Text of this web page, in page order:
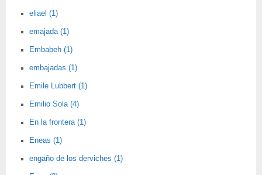
eliael (1)
emajada (1)
Embabeh (1)
embajadas (1)
Emile Lubbert (1)
Emilio Sola (4)
En la frontera (1)
Eneas (1)
engaño de los derviches (1)